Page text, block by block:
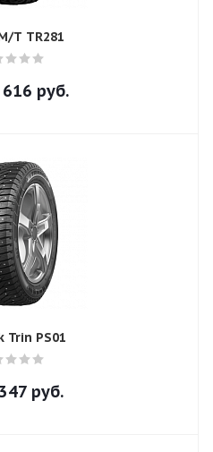
T TR281
руб.
Trin PS01
руб.